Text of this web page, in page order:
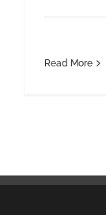
Read More